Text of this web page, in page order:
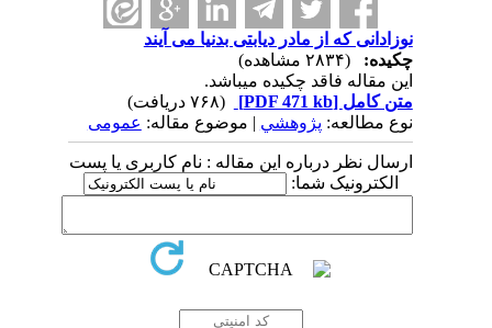
نوزادانی که از مادر دیابتی بدنیا می آیند
چکیده:
این مقاله فاقد چکیده می​باشد.
متن کامل[PDF 471 kb]
نوع مطالعه:پژوهشي| موضوع مقاله:عمومى
ارسال نظر درباره این مقاله : نام کاربری یا پست
الکترونیک شما: